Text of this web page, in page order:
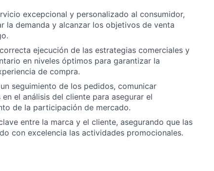
excepcional y personalizado al consumidor,
la demanda y alcanzar los objetivos de venta
ejecución de las estrategias comerciales y
en niveles óptimos para garantizar la
de compra.
seguimiento de los pedidos, comunicar
el análisis del cliente para asegurar el
de la participación de mercado.
entre la marca y el cliente, asegurando que las
con excelencia las actividades promocionales.